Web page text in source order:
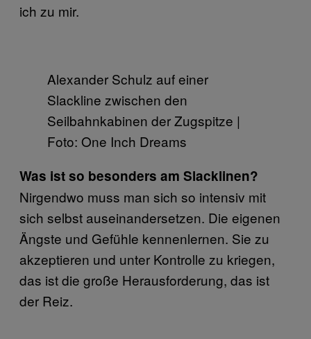
ich zu mir.
Alexander Schulz auf einer
Slackline zwischen den
Seilbahnkabinen der Zugspitze |
Foto: One Inch Dreams
Was ist so besonders am Slacklinen?
Nirgendwo muss man sich so intensiv mit
sich selbst auseinandersetzen. Die eigenen
Ängste und Gefühle kennenlernen. Sie zu
akzeptieren und unter Kontrolle zu kriegen,
das ist die große Herausforderung, das ist
der Reiz.